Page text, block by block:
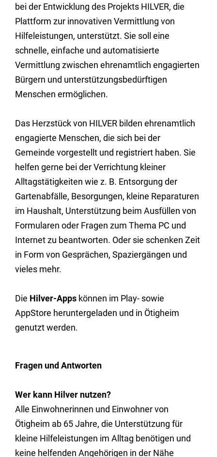
bei der Entwicklung des Projekts HILVER, die
Plattform zur innovativen Vermittlung von
Hilfeleistungen, unterstützt. Sie soll eine
schnelle, einfache und automatisierte
Vermittlung zwischen ehrenamtlich engagierten
Bürgern und unterstützungsbedürftigen
Menschen ermöglichen.
Das Herzstück von HILVER bilden ehrenamtlich
engagierte Menschen, die sich bei der
Gemeinde vorgestellt und registriert haben. Sie
helfen gerne bei der Verrichtung kleiner
Alltagstätigkeiten wie z. B. Entsorgung der
Gartenabfälle, Besorgungen, kleine Reparaturen
im Haushalt, Unterstützung beim Ausfüllen von
Formularen oder Fragen zum Thema PC und
Internet zu beantworten. Oder sie schenken Zeit
in Form von Gesprächen, Spaziergängen und
vieles mehr.
Die Hilver-Apps können im Play- sowie
AppStore heruntergeladen und in Ötigheim
genutzt werden.
Fragen und Antworten
Wer kann Hilver nutzen?
Alle Einwohnerinnen und Einwohner von
Ötigheim ab 65 Jahre, die Unterstützung für
kleine Hilfeleistungen im Alltag benötigen und
keine helfenden Angehörigen in der Nähe